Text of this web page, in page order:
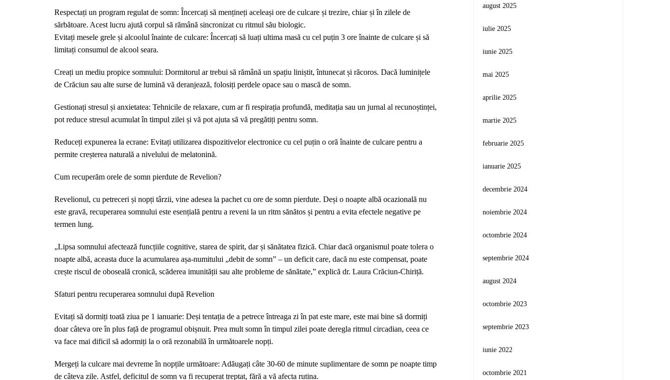
Respectați un program regulat de somn: Încercați să mențineți aceleași ore de culcare și trezire, chiar și în zilele de
sărbătoare. Acest lucru ajută corpul să rămână sincronizat cu ritmul său biologic.
Evitați mesele grele și alcoolul înainte de culcare: Încercați să luați ultima masă cu cel puțin 3 ore înainte de culcare și să
limitați consumul de alcool seara.
Creați un mediu propice somnului: Dormitorul ar trebui să rămână un spațiu liniștit, întunecat și răcoros. Dacă luminițele
de Crăciun sau alte surse de lumină vă deranjează, folosiți perdele opace sau o mască de somn.
Gestionați stresul și anxietatea: Tehnicile de relaxare, cum ar fi respirația profundă, meditația sau un jurnal al recunoștinței,
pot reduce stresul acumulat în timpul zilei și vă pot ajuta să vă pregătiți pentru somn.
Reduceți expunerea la ecrane: Evitați utilizarea dispozitivelor electronice cu cel puțin o oră înainte de culcare pentru a
permite creșterea naturală a nivelului de melatonină.
Cum recuperăm orele de somn pierdute de Revelion?
Revelionul, cu petreceri și nopți târzii, vine adesea la pachet cu ore de somn pierdute. Deși o noapte albă ocazională nu
este gravă, recuperarea somnului este esențială pentru a reveni la un ritm sănătos și pentru a evita efectele negative pe
termen lung.
„Lipsa somnului afectează funcțiile cognitive, starea de spirit, dar și sănătatea fizică. Chiar dacă organismul poate tolera o
noapte albă, aceasta duce la acumularea așa-numitului „debit de somn” – un deficit care, dacă nu este compensat, poate
crește riscul de oboseală cronică, scăderea imunității sau alte probleme de sănătate,” explică dr. Laura Crăciun-Chiriță.
Sfaturi pentru recuperarea somnului după Revelion
Evitați să dormiți toată ziua pe 1 ianuarie: Deși tentația de a petrece întreaga zi în pat este mare, este mai bine să dormiți
doar câteva ore în plus față de programul obișnuit. Prea mult somn în timpul zilei poate deregla ritmul circadian, ceea ce
va face mai dificil să adormiți la o oră rezonabilă în următoarele nopți.
Mergeți la culcare mai devreme în nopțile următoare: Adăugați câte 30-60 de minute suplimentare de somn pe noapte timp
de câteva zile. Astfel, deficitul de somn va fi recuperat treptat, fără a vă afecta rutina.
august 2025
iulie 2025
iunie 2025
mai 2025
aprilie 2025
martie 2025
februarie 2025
ianuarie 2025
decembrie 2024
noiembrie 2024
octombrie 2024
septembrie 2024
august 2024
octombrie 2023
septembrie 2023
iunie 2022
octombrie 2021